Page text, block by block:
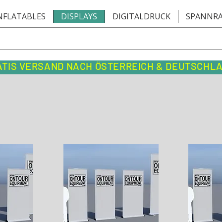
VERSAND NACH ÖSTERREICH &
DISPLAYS DIGITALDRUCK